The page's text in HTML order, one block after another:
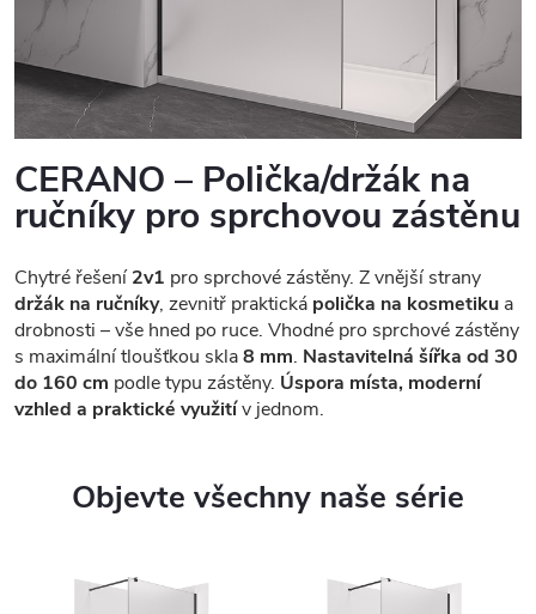
CERANO – Polička/držák na
ručníky pro sprchovou zástěnu
Chytré řešení2v1 pro sprchové zástěny. Z vnější strany
držák na ručníky, zevnitř praktická polička na kosmetiku a
drobnosti – vše hned po ruce. Vhodné pro sprchové zástěny
s maximální tloušťkou skla8 mm. Nastavitelná šířka od 30
do 160 cm podle typu zástěny. Úspora místa, moderní
vzhled a praktické využitív jednom.
Objevte všechny naše série